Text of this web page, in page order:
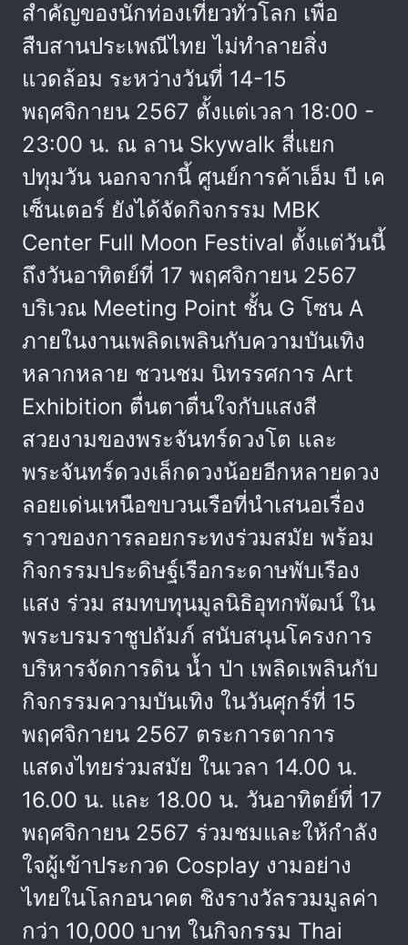
สำคัญของนักท่องเที่ยวทั่วโลก เพื่อ
สืบสานประเพณีไทย ไม่ทำลายสิ่ง
แวดล้อม ระหว่างวันที่ 14-15
พฤศจิกายน 2567 ตั้งแต่เวลา 18:00 -
23:00 น. ณ ลาน Skywalk สี่แยก
ปทุมวัน นอกจากนี้ ศูนย์การค้าเอ็ม บี เค
เซ็นเตอร์ ยังได้จัดกิจกรรม MBK
Center Full Moon Festival ตั้งแต่วันนี้
ถึงวันอาทิตย์ที่ 17 พฤศจิกายน 2567
บริเวณ Meeting Point ชั้น G โซน A
ภายในงานเพลิดเพลินกับความบันเทิง
หลากหลาย ชวนชม นิทรรศการ Art
Exhibition ตื่นตาตื่นใจกับแสงสี
สวยงามของพระจันทร์ดวงโต และ
พระจันทร์ดวงเล็กดวงน้อยอีกหลายดวง
ลอยเด่นเหนือขบวนเรือที่นำเสนอเรื่อง
ราวของการลอยกระทงร่วมสมัย พร้อม
กิจกรรมประดิษฐ์เรือกระดาษพับเรือง
แสง ร่วม สมทบทุนมูลนิธิอุทกพัฒน์ ใน
พระบรมราชูปถัมภ์ สนับสนุนโครงการ
บริหารจัดการดิน น้ำ ป่า เพลิดเพลินกับ
กิจกรรมความบันเทิง ในวันศุกร์ที่ 15
พฤศจิกายน 2567 ตระการตาการ
แสดงไทยร่วมสมัย ในเวลา 14.00 น.
16.00 น. และ 18.00 น. วันอาทิตย์ที่ 17
พฤศจิกายน 2567 ร่วมชมและให้กำลัง
ใจผู้เข้าประกวด Cosplay งามอย่าง
ไทยในโลกอนาคต ชิงรางวัลรวมมูลค่า
กว่า 10,000 บาท ในกิจกรรม Thai